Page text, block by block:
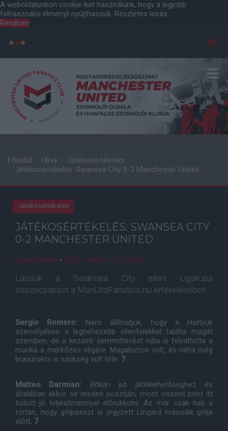
A weboldalunkon cookie-kat használunk, hogy a legjobb
felhasználói élményt nyújthassuk. Részletes leírás
Rendben
Főoldal Hírek
Játékosértékelés
Játékosértékelés: Swansea City 0-2 Manchester United
Játékosértékelés
JÁTÉKOSÉRTÉKELÉS: SWANSEA CITY
0-2 MANCHESTER UNITED
Lakner Péter • 2017. október. 25. 09:00
Lássuk a Swansea City elleni Ligakupa
összecsapást a ManUtdFanatics.hu értékelésében...
Sergio Romero: Nem állíthatjuk, hogy a Hattyúk
személyében a legnehezebb ellenfelekkel találta magát
szemben, de a kezdeti semmittevést nála is felváltotta a
munka a mérkőzés végére. Magabiztos volt, és néha még
bravúrokra is szükség volt tőle. 7
Matteo Darmian: Ritkán jut játéklehetőséghez és
általában akkor se eredeti posztján, most viszont pont itt
tudott jó teljesítménnyel előrukkolni. Az már csak hab a
tortán, hogy gólpasszt is jegyzett Lingard második gólja
előtt. 7